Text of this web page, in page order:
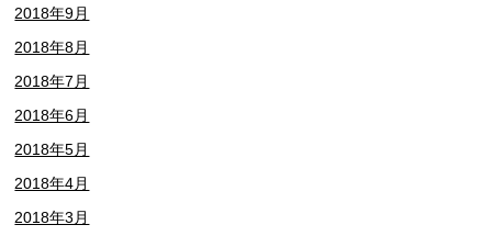
2018年9月
2018年8月
2018年7月
2018年6月
2018年5月
2018年4月
2018年3月